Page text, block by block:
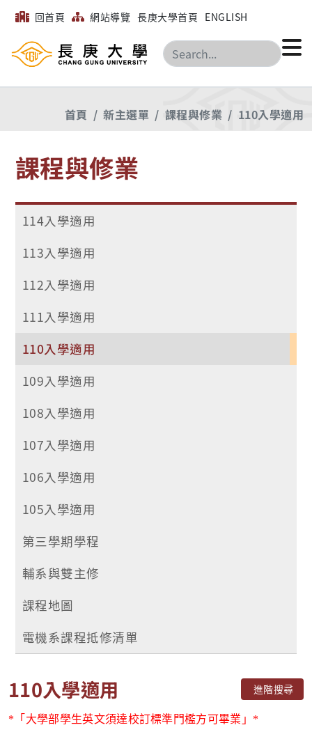
回首頁 網站導覽 長庚大學首頁 ENGLISH
搜尋
首頁 新主選單 課程與修業 110入學適用
課程與修業
114入學適用
113入學適用
112入學適用
111入學適用
110入學適用
109入學適用
108入學適用
107入學適用
106入學適用
105入學適用
第三學期學程
輔系與雙主修
課程地圖
電機系課程抵修清單
110入學適用 進階搜尋
* 「 大學部學生英文須達校訂標準門檻方可畢業」*